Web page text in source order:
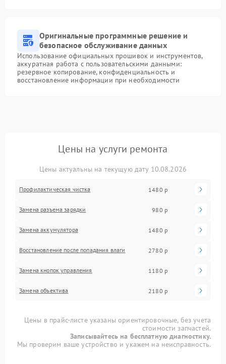
Оригинальные программные решение и
безопасное обслуживание данных
Использование официальных прошивок и инструментов,
аккуратная работа с пользовательскими данными:
резервное копирование, конфиденциальность и
восстановление информации при необходимости
Цены на услуги ремонта
Цены актуальны на текущую дату 10.08.2026
Профилактическая чистка 1480 р
Замена разъема зарядки 980 р
Замена аккумулятора 1480 р
Восстановление после попадания влаги 2780 р
Замена кнопок управления 1180 р
Замена объектива 2180 р
Цены в прайс-листе указаны ориентировочные, без учета
стоимости запчастей.
Записывайтесь на бесплатную диагностику.
Мы проверим ваше устройство и укажем на неисправность.